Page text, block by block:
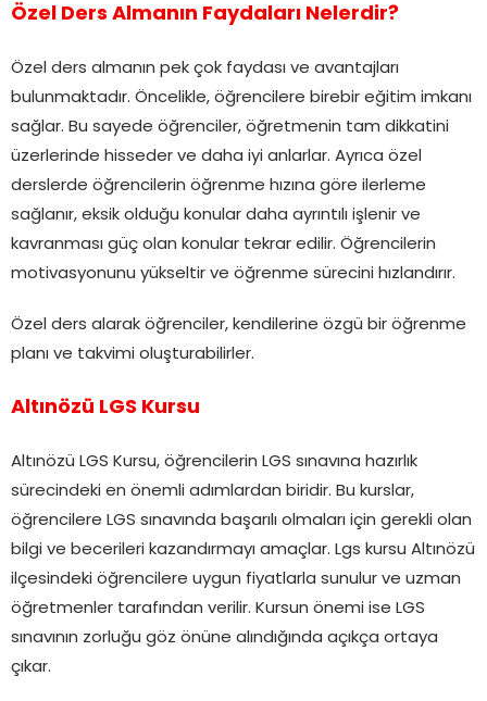
Özel Ders Almanın Faydaları Nelerdir?
Özel ders almanın pek çok faydası ve avantajları
bulunmaktadır. Öncelikle, öğrencilere birebir eğitim imkanı
sağlar. Bu sayede öğrenciler, öğretmenin tam dikkatini
üzerlerinde hisseder ve daha iyi anlarlar. Ayrıca özel
derslerde öğrencilerin öğrenme hızına göre ilerleme
sağlanır, eksik olduğu konular daha ayrıntılı işlenir ve
kavranması güç olan konular tekrar edilir. Öğrencilerin
motivasyonunu yükseltir ve öğrenme sürecini hızlandırır.
Özel ders alarak öğrenciler, kendilerine özgü bir öğrenme
planı ve takvimi oluşturabilirler.
Altınözü LGS Kursu
Altınözü LGS Kursu, öğrencilerin LGS sınavına hazırlık
sürecindeki en önemli adımlardan biridir. Bu kurslar,
öğrencilere LGS sınavında başarılı olmaları için gerekli olan
bilgi ve becerileri kazandırmayı amaçlar. Lgs kursu Altınözü
ilçesindeki öğrencilere uygun fiyatlarla sunulur ve uzman
öğretmenler tarafından verilir. Kursun önemi ise LGS
sınavının zorluğu göz önüne alındığında açıkça ortaya
çıkar.